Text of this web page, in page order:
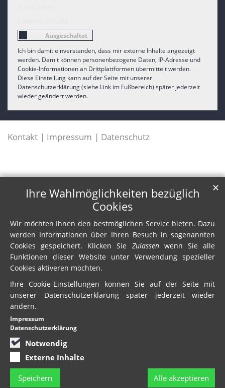
Ich bin damit einverstanden, dass mir externe Inhalte angezeigt
werden. Damit können personenbezogene Daten, IP-Adresse und
Cookie-Informationen an Drittplattformen übermittelt werden.
Diese Einstellung kann auf der Seite mit unserer
Datenschutzerklärung (siehe Link im Fußbereich) später jederzeit
wieder geändert werden.
Kontakt Impressum Datenschutz
Ihre Wahlmöglichkeiten bezüglich
Cookies
Wir möchten Ihnen den bestmöglichen Service bieten. Dazu
werden Informationen über Ihren Besuch in sogenannten
Cookies gespeichert. Klicken Sie Zulassenwenn Sie alle
Funktionen dieser Website unter Verwendung spezieller
Cookies aktiveren möchten.
Ihre Cookie-Einstellungen können Sie auf der Seite mit
unserer Datenschutzerklärung später jederzeit wieder
ändern.
Notwendig
Externe Inhalte
Speichern Alle akzeptieren
✕
Impressum
Datenschutzerklärung